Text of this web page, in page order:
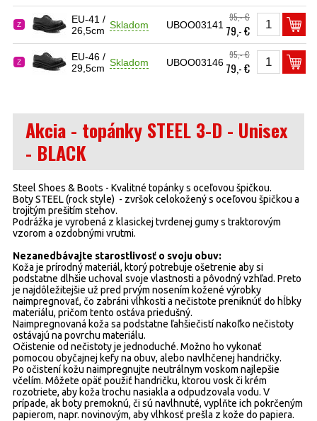
Z
EU-41 /
26,5cm Skladom UBOO03141
95,- €
79,- €
Z
EU-46 /
29,5cm Skladom UBOO03146
95,- €
79,- €
Akcia - topánky STEEL 3-D - Unisex
- BLACK
Steel Shoes & Boots - Kvalitné topánky s oceľovou špičkou.
Boty STEEL (rock style) - zvršok celokožený s oceľovou špičkou a
trojitým prešitím stehov.
Podrážka je vyrobená z klasickej tvrdenej gumy s traktorovým
vzorom a ozdobnými vrutmi.
Nezanedbávajte starostlivosť o svoju obuv:
Koža je prírodný materiál, ktorý potrebuje ošetrenie aby si
podstatne dlhšie uchoval svoje vlastnosti a pôvodný vzhľad. Preto
je najdôležitejšie už pred prvým nosením kožené výrobky
naimpregnovať, čo zabráni vlhkosti a nečistote preniknúť do hĺbky
materiálu, pričom tento ostáva priedušný.
Naimpregnovaná koža sa podstatne ľahšiečistí nakoľko nečistoty
ostávajú na povrchu materiálu.
Očistenie od nečistoty je jednoduché. Možno ho vykonať
pomocou obyčajnej kefy na obuv, alebo navlhčenej handričky.
Po očistení kožu naimpregnujte neutrálnym voskom najlepšie
včelím. Môžete opäť použiť handričku, ktorou vosk či krém
rozotriete, aby koža trochu nasiakla a odpudzovala vodu. V
prípade, ak boty premoknú, či sú navlhnuté, vyplňte ich pokrčeným
papierom, napr. novinovým, aby vlhkosť prešla z kože do papiera.